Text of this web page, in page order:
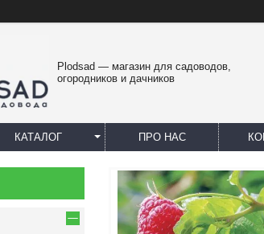
Plodsad — магазин для садоводов,
огородников и дачников
КАТАЛОГ ПРО НАС